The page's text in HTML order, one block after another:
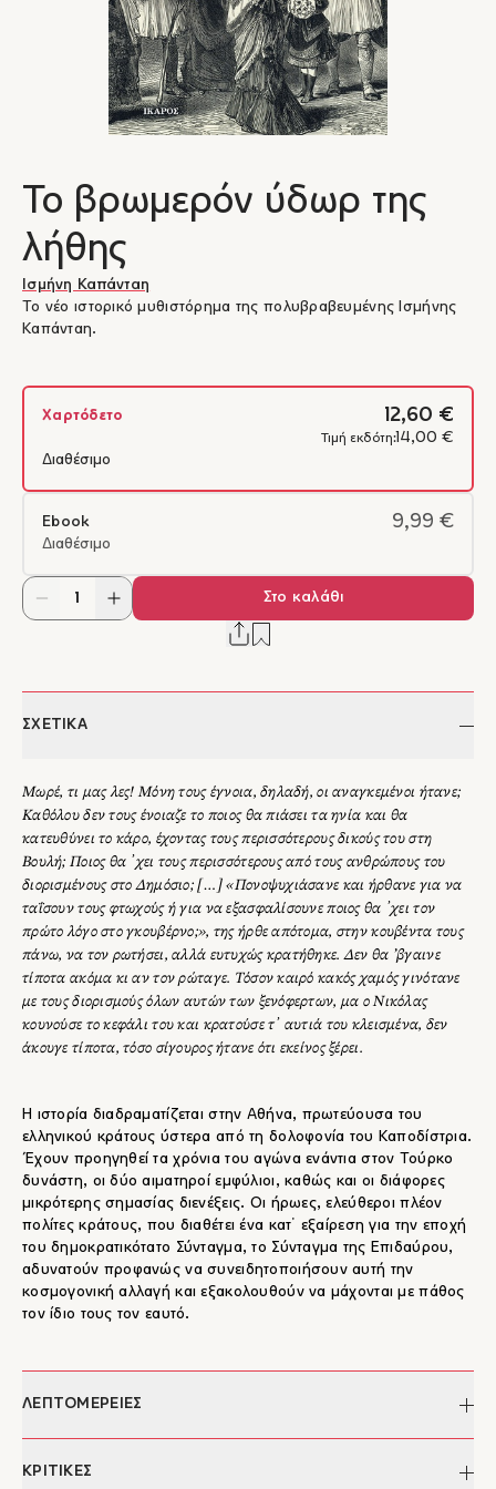
Το βρωμερόν ύδωρ της
λήθης
Ισμήνη Καπάνταη
Το νέο ιστορικό μυθιστόρημα της πολυβραβευμένης Ισμήνης
Καπάνταη.
Χαρτόδετο 12,60 €
Τιμή εκδότη: 14,00 €
Διαθέσιμο
Ebook 9,99 €
Διαθέσιμο
Στο καλάθι
ΣΧΕΤΙΚΑ
Μωρέ, τι μας λες! Μόνη τους έγνοια, δηλαδή, οι αναγκεμένοι ήτανε;
Καθόλου δεν τους ένοιαζε το ποιος θα πιάσει τα ηνία και θα
κατευθύνει το κάρο, έχοντας τους περισσότερους δικούς του στη
Βουλή; Ποιος θα ᾽χει τους περισσότερους από τους ανθρώπους του
διορισμένους στο Δημόσιο; […] «Πονοψυχιάσανε και ήρθανε για να
ταΐσουν τους φτωχούς ή για να εξασφαλίσουνε ποιος θα ᾽χει τον
πρώτο λόγο στο γκουβέρνο;», της ήρθε απότομα, στην κουβέντα τους
πάνω, να τον ρωτήσει, αλλά ευτυχώς κρατήθηκε. Δεν θα ’βγαινε
τίποτα ακόμα κι αν τον ρώταγε. Τόσον καιρό κακός χαμός γινότανε
με τους διορισμούς όλων αυτών των ξενόφερτων, μα ο Νικόλας
κουνούσε το κεφάλι του και κρατούσε τ᾽ αυτιά του κλεισμένα, δεν
άκουγε τίποτα, τόσο σίγουρος ήτανε ότι εκείνος ξέρει.
Η ιστορία διαδραματίζεται στην Αθήνα, πρωτεύουσα του
ελληνικού κράτους ύστερα από τη δολοφονία του Καποδίστρια.
Έχουν προηγηθεί τα χρόνια του αγώνα ενάντια στον Τούρκο
δυνάστη, οι δύο αιματηροί εμφύλιοι, καθώς και οι διάφορες
μικρότερης σημασίας διενέξεις. Οι ήρωες, ελεύθεροι πλέον
πολίτες κράτους, που διαθέτει ένα κατ᾽ εξαίρεση για την εποχή
του δημοκρατικότατο Σύνταγμα, το Σύνταγμα της Επιδαύρου,
αδυνατούν προφανώς να συνειδητοποιήσουν αυτή την
κοσμογονική αλλαγή και εξακολουθούν να μάχονται με πάθος
τον ίδιο τους τον εαυτό.
ΛΕΠΤΟΜΕΡΕΙΕΣ
Συγγραφέας:
ΚΡΙΤΙΚΕΣ